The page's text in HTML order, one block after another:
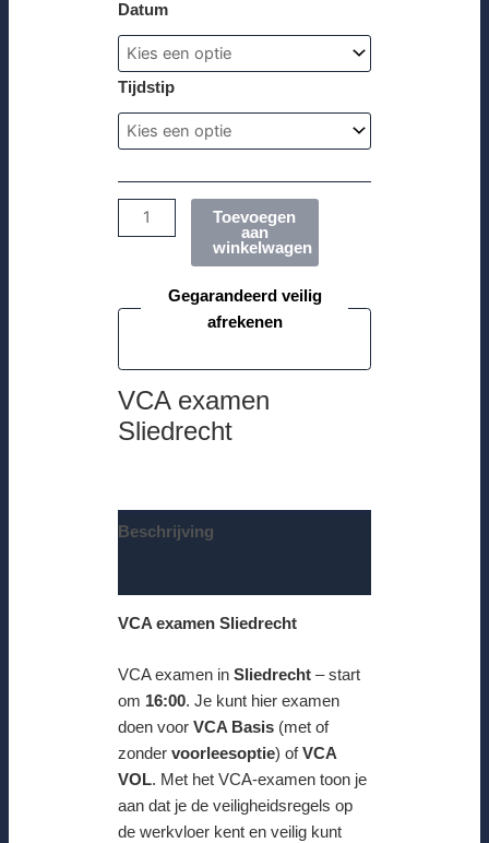
Datum
Tijdstip
Toevoegen
aan
winkelwagen
Gegarandeerd veilig
afrekenen
VCA examen
Sliedrecht
Beschrijving
VCA examen Sliedrecht
VCA examen in Sliedrecht– start
om 16:00. Je kunt hier examen
doen voor VCA Basis(met of
zonder voorleesoptie) ofVCA
VOL. Met het VCA-examen toon je
aan dat je de veiligheidsregels op
de werkvloer kent en veilig kunt